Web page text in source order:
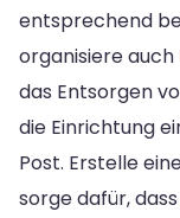
entsprechend
organisiere auch
das Entsorgen
die Einrichtung
Post. Erstelle
sorge dafür,